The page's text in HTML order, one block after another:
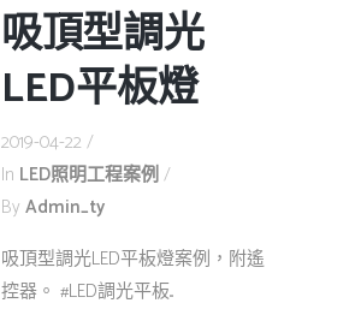
吸頂型調光
LED平板燈
2019-04-22
In LED照明工程案例
By Admin_ty
吸頂型調光LED平板燈案例，附遙
控器。 #LED調光平板...